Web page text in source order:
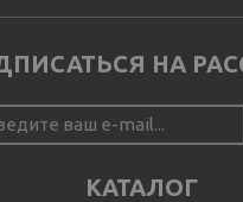
НА
КАТАЛОГ